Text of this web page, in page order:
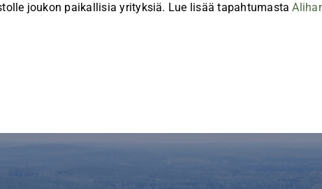
joukon paikallisia yrityksiä. Lue lisää tapahtumasta